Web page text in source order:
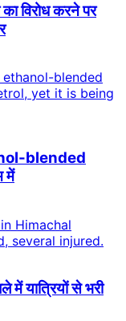
विरोध करने पर
blended
में
यात्रियों से भरी